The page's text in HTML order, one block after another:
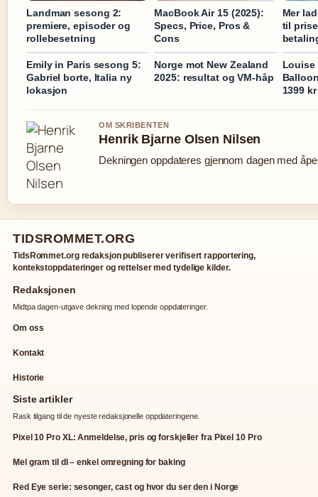
Landman sesong 2:
premiere, episoder og
rollebesetning
MacBook Air 15 (2025):
Specs, Price, Pros &
Cons
Mer
til
Emily in Paris sesong 5:
Gabriel borte, Italia ny
lokasjon
Norge mot New Zealand
2025: resultat og VM-håp
Louise
1399 kr
OM SKRIBENTEN
Henrik Bjarne Olsen Nilsen
Dekningen oppdateres gjennom dagen med
TIDSROMMET.ORG
TidsRommet.org redaksjon publiserer verifisert rapportering,
kontekstoppdateringer og rettelser med tydelige kilder.
Redaksjonen
Midtpa dagen-utgave dekning med lopende oppdateringer.
Om oss
Kontakt
Historie
Siste artikler
Rask tilgang til de nyeste redaksjonelle oppdateringene.
Pixel 10 Pro XL: Anmeldelse, pris og forskjeller fra Pixel 10 Pro
Mel gram til dl – enkel omregning for baking
Red Eye serie: sesonger, cast og hvor du ser den i Norge